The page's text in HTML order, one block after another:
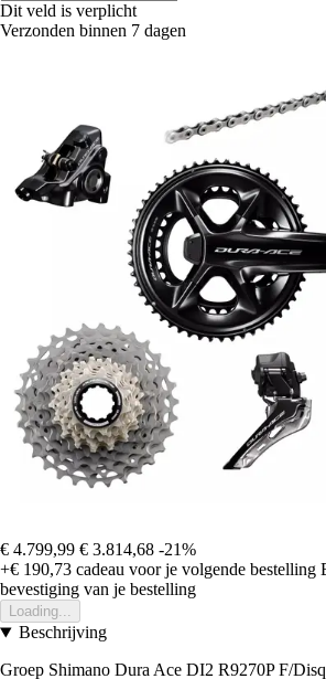
Dit veld is verplicht
Verzonden binnen 7 dagen
€ 4.799,99 € 3.814,68 -21%
+€ 190,73 cadeau voor je volgende bestelling
bevestiging van je bestelling
Loading...
Beschrijving
Groep Shimano Dura Ace DI2 R9270P F/